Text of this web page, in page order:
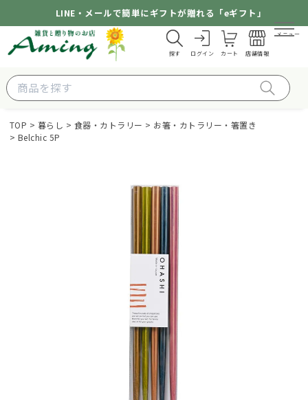
LINE・メールで簡単にギフトが贈れる「eギフト」
探す ログイン カート 店舗情報
メニュー
TOP 暮らし 食器・カトラリー
お箸・カトラリー・箸置き
Belchic 5P